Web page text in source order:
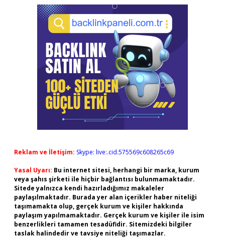
Reklam ve İletişim: Skype: live:.cid.575569c608265c69
Yasal Uyarı: Bu internet sitesi, herhangi bir marka, kurum
veya şahıs şirketi ile hiçbir bağlantısı bulunmamaktadır.
Sitede yalnızca kendi hazırladığımız makaleler
paylaşılmaktadır. Burada yer alan içerikler haber niteliği
taşımamakta olup, gerçek kurum ve kişiler hakkında
paylaşım yapılmamaktadır. Gerçek kurum ve kişiler ile isim
benzerlikleri tamamen tesadüfidir. Sitemizdeki bilgiler
taslak halindedir ve tavsiye niteliği taşımazlar.